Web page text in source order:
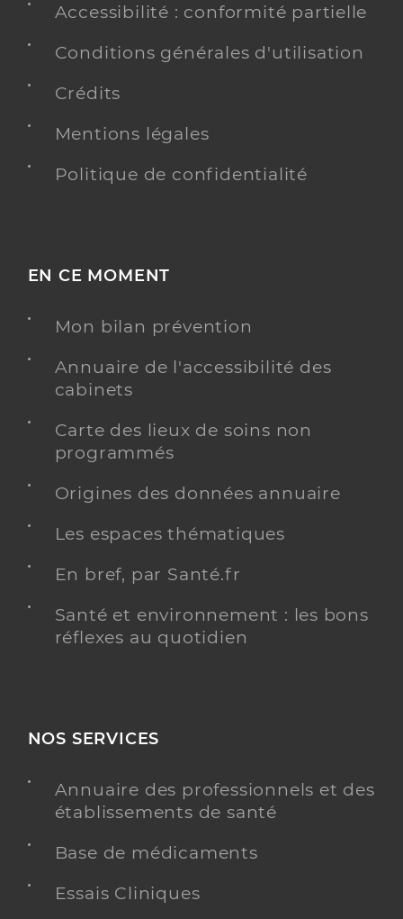
Accessibilité : conformité partielle
Conditions générales d'utilisation
Crédits
Mentions légales
Politique de confidentialité
EN CE MOMENT
Mon bilan prévention
Annuaire de l'accessibilité des
cabinets
Carte des lieux de soins non
programmés
Origines des données annuaire
Les espaces thématiques
En bref, par Santé.fr
Santé et environnement : les bons
réflexes au quotidien
NOS SERVICES
Annuaire des professionnels et des
établissements de santé
Base de médicaments
Essais Cliniques